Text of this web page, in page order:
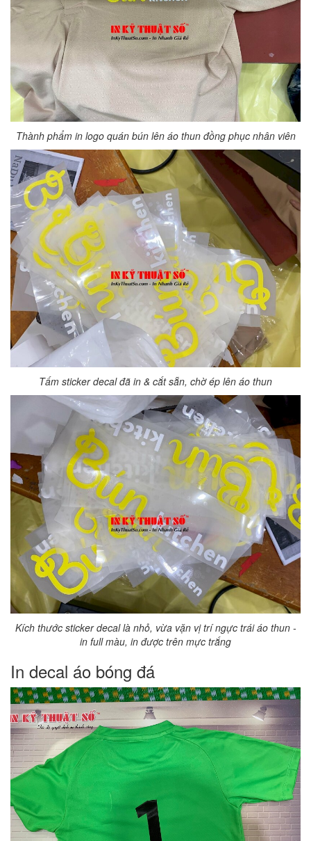
Thành phẩm in logo quán bún lên áo thun đồng phục nhân viên
Tấm sticker decal đã in & cắt sẵn, chờ ép lên áo thun
Kích thước sticker decal là nhỏ, vừa vặn vị trí ngực trái áo thun -
in full màu, in được trên mực trắng
In decal áo bóng đá